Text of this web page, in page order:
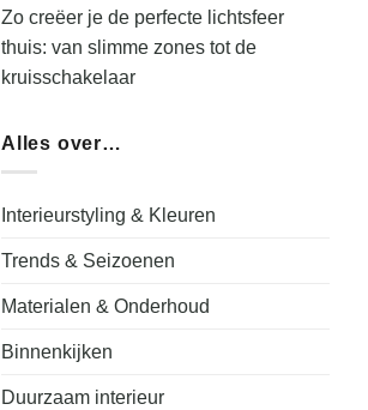
Zo creëer je de perfecte lichtsfeer
thuis: van slimme zones tot de
kruisschakelaar
Alles over…
Interieurstyling & Kleuren
Trends & Seizoenen
Materialen & Onderhoud
Binnenkijken
Duurzaam interieur